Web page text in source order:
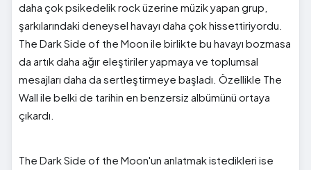
daha çok psikedelik rock üzerine müzik yapan grup,
şarkılarındaki deneysel havayı daha çok hissettiriyordu.
The Dark Side of the Moon ile birlikte bu havayı bozmasa
da artık daha ağır eleştiriler yapmaya ve toplumsal
mesajları daha da sertleştirmeye başladı. Özellikle The
Wall ile belki de tarihin en benzersiz albümünü ortaya
çıkardı.
The Dark Side of the Moon'un anlatmak istedikleri ise